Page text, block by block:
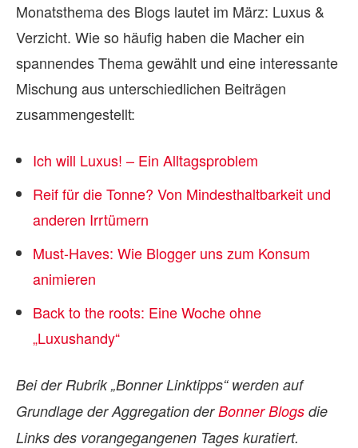
Monatsthema des Blogs lautet im März: Luxus &
Verzicht. Wie so häufig haben die Macher ein
spannendes Thema gewählt und eine interessante
Mischung aus unterschiedlichen Beiträgen
zusammengestellt:
Ich will Luxus! – Ein Alltagsproblem
Reif für die Tonne? Von Mindesthaltbarkeit und
anderen Irrtümern
Must-Haves: Wie Blogger uns zum Konsum
animieren
Back to the roots: Eine Woche ohne
„Luxushandy“
Bei der Rubrik „Bonner Linktipps“ werden auf
Grundlage der Aggregation derBonner Blogs die
Links des vorangegangenen Tages kuratiert.